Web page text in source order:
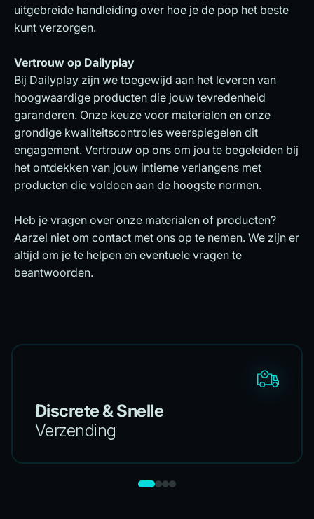
uitgebreide handleiding over hoe je de pop het beste
kunt verzorgen.
Vertrouw op Dailyplay
Bij Dailyplay zijn we toegewijd aan het leveren van
hoogwaardige producten die jouw tevredenheid
garanderen. Onze keuze voor materialen en onze
grondige kwaliteitscontroles weerspiegelen dit
engagement. Vertrouw op ons om jou te begeleiden bij
het ontdekken van jouw intieme verlangens met
producten die voldoen aan de hoogste normen.
Heb je vragen over onze materialen of producten?
Aarzel niet om contact met ons op te nemen. We zijn er
altijd om je te helpen en eventuele vragen te
beantwoorden.
Discrete & Snelle
Verzending